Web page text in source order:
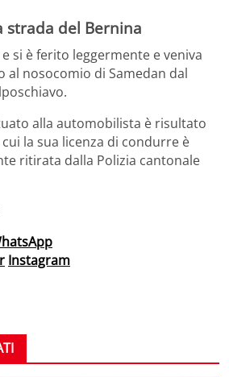
strada del Bernina
si è ferito leggermente e veniva
nosocomio di Samedan dal
alla automobilista è risultato
la sua licenza di condurre è
ritirata dalla Polizia cantonale
Instagram